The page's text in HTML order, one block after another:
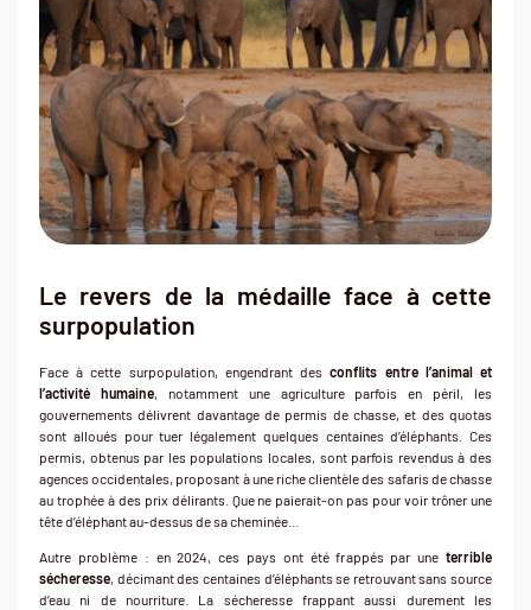
Le revers de la médaille face à cette
surpopulation
Face à cette surpopulation, engendrant des conflits entre l’animal et
l’activité humaine, notamment une agriculture parfois en péril, les
gouvernements délivrent davantage de permis de chasse, et des quotas
sont alloués pour tuer légalement quelques centaines d’éléphants. Ces
permis, obtenus par les populations locales, sont parfois revendus à des
agences occidentales, proposant à une riche clientèle des safaris de chasse
au trophée à des prix délirants. Que ne paierait-on pas pour voir trôner une
tête d’éléphant au-dessus de sa cheminée…
Autre problème : en 2024, ces pays ont été frappés par une terrible
sécheresse , décimant des centaines d’éléphants se retrouvant sans source
d’eau ni de nourriture. La sécheresse frappant aussi durement les